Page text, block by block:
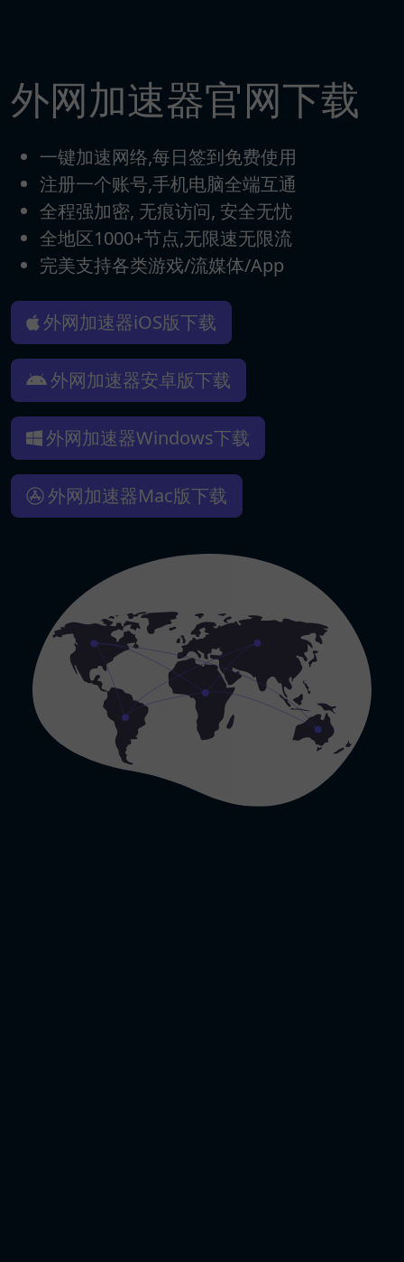
外网加速器官网下载
一键加速网络,每日签到免费使用
注册一个账号,手机电脑全端互通
全程强加密, 无痕访问, 安全无忧
全地区1000+节点,无限速无限流
完美支持各类游戏/流媒体/App
外网加速器iOS版下载
外网加速器安卓版下载
外网加速器Windows下载
外网加速器Mac版下载